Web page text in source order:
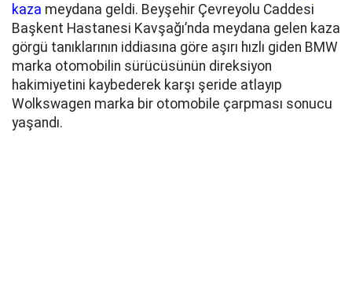
kaza meydana geldi. Beyşehir Çevreyolu Caddesi
Başkent Hastanesi Kavşağı’nda meydana gelen kaza
görgü tanıklarının iddiasına göre aşırı hızlı giden BMW
marka otomobilin sürücüsünün direksiyon
hakimiyetini kaybederek karşı şeride atlayıp
Wolkswagen marka bir otomobile çarpması sonucu
yaşandı.